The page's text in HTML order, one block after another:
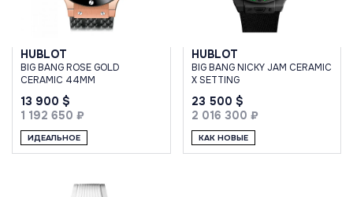
HUBLOT
BIG BANG ROSE GOLD
CERAMIC 44MM
13 900 $
1 192 650 ₽
ИДЕАЛЬНОЕ
HUBLOT
BIG BANG NICKY JAM CERAMIC
X SETTING
23 500 $
2 016 300 ₽
КАК НОВЫЕ